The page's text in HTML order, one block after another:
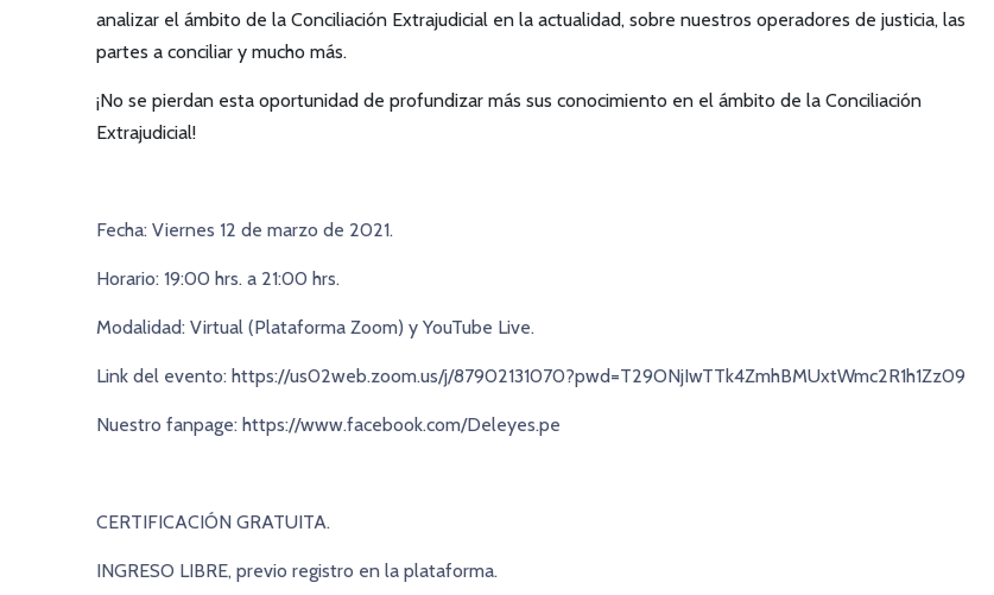
analizar el ámbito de la Conciliación Extrajudicial en la actualidad, sobre nuestros operadores de justicia, las
partes a conciliar y mucho más.
¡No se pierdan esta oportunidad de profundizar más sus conocimiento en el ámbito de la Conciliación
Extrajudicial!
Fecha: Viernes 12 de marzo de 2021.
Horario:19:00 hrs. a 21:00 hrs.
Modalidad: Virtual (Plataforma Zoom) y YouTube Live.
Link del evento: https://us02web.zoom.us/j/87902131070?pwd=T29ONjIwTTk4ZmhBMUxtWmc2R1h1Zz09
Nuestro fanpage: https://www.facebook.com/Deleyes.pe
CERTIFICACIÓN GRATUITA.
INGRESO LIBRE, previo registro en la plataforma.